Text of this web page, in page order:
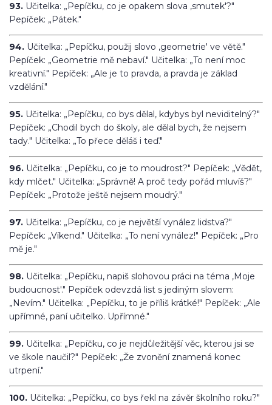
93. Učitelka: „Pepíčku, co je opakem slova ‚smutek'?"
Pepíček: „Pátek."
94. Učitelka: „Pepíčku, použij slovo ‚geometrie' ve větě."
Pepíček: „Geometrie mě nebaví." Učitelka: „To není moc
kreativní." Pepíček: „Ale je to pravda, a pravda je základ
vzdělání."
95. Učitelka: „Pepíčku, co bys dělal, kdybys byl neviditelný?"
Pepíček: „Chodil bych do školy, ale dělal bych, že nejsem
tady." Učitelka: „To přece děláš i teď."
96. Učitelka: „Pepíčku, co je to moudrost?" Pepíček: „Vědět,
kdy mlčet." Učitelka: „Správně! A proč tedy pořád mluvíš?"
Pepíček: „Protože ještě nejsem moudrý."
97. Učitelka: „Pepíčku, co je největší vynález lidstva?"
Pepíček: „Víkend." Učitelka: „To není vynález!" Pepíček: „Pro
mě je."
98. Učitelka: „Pepíčku, napiš slohovou práci na téma ‚Moje
budoucnost'." Pepíček odevzdá list s jediným slovem:
„Nevím." Učitelka: „Pepíčku, to je příliš krátké!" Pepíček: „Ale
upřímné, paní učitelko. Upřímné."
99. Učitelka: „Pepíčku, co je nejdůležitější věc, kterou jsi se
ve škole naučil?" Pepíček: „Že zvonění znamená konec
utrpení."
100. Učitelka: „Pepíčku, co bys řekl na závěr školního roku?"